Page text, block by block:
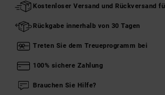
Kostenloser Versand und Rückversand
Rückgabe innerhalb von 30 Tagen
Treten Sie dem Treueprogramm bei
100% sichere Zahlung
Brauchen Sie Hilfe?